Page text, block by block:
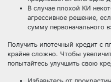
В случае плохой КИ
агрессивное решение,
сумму первоначального
Получить ипотечный кредит с
крайне сложно. Чтобы
попытайтесь улучшить свою